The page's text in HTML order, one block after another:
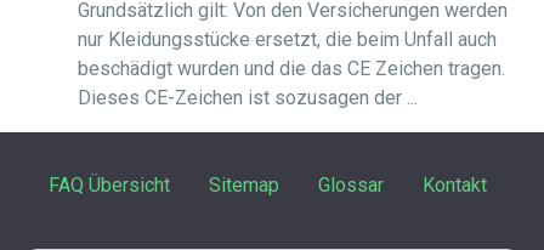
Grundsätzlich gilt: Von den Versicherungen werden
nur Kleidungsstücke ersetzt, die beim Unfall auch
beschädigt wurden und die das CE Zeichen tragen.
Dieses CE-Zeichen ist sozusagen der ...
FAQ Übersicht Sitemap Glossar Kontakt